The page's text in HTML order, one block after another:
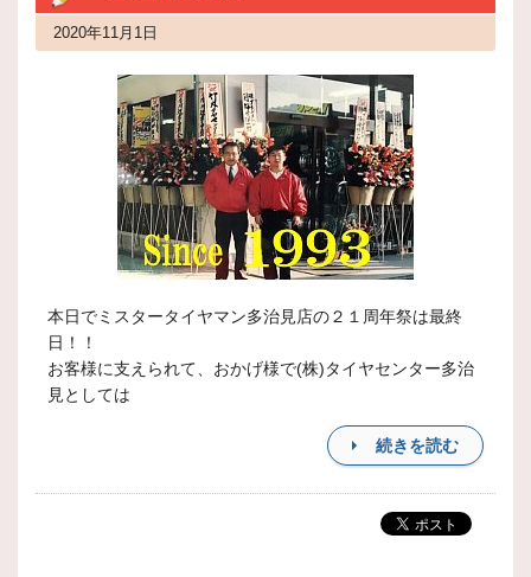
2020年11月1日
本日でミスタータイヤマン多治見店の２１周年祭は最終
日！！
お客様に支えられて、おかげ様で(株)タイヤセンター多治
見としては
続きを読む